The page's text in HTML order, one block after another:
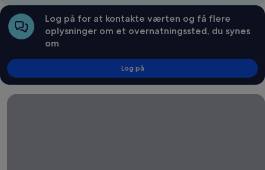
Log på for at kontakte værten og få flere
oplysninger om et overnatningssted, du synes
om
Log på